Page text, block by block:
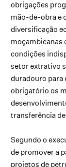
obrigações
mão-de-obra e
diversificação
moçambicanas
condições
setor extrativo
duradouro para
obrigatório os
transferência
Segundo o
de promover a
projetos de